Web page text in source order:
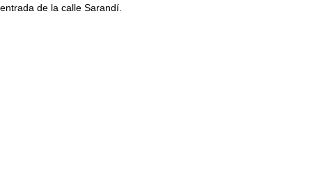
entrada de la calle Sarandí.